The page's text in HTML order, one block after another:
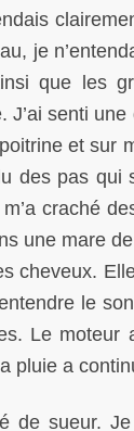
je
que les
J’ai senti
et sur
des pas qui
craché
une mare
cheveux.
le
Le moteur
pluie a
de sueur.